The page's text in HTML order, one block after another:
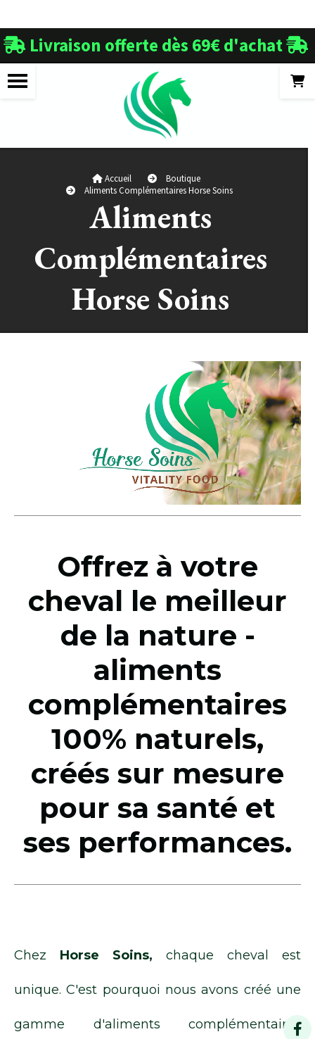
 Livraison offerte dès 69€ d'achat 
Accueil
Boutique
Aliments Complémentaires Horse Soins
Aliments
Complémentaires
Horse Soins
Offrez à votre
cheval le meilleur
de la nature -
aliments
complémentaires
100% naturels,
créés sur mesure
pour sa santé et
ses performances.
Chez Horse Soins, chaque cheval est
unique. C'est pourquoi nous avons créé une
gamme d'aliments complémentaires